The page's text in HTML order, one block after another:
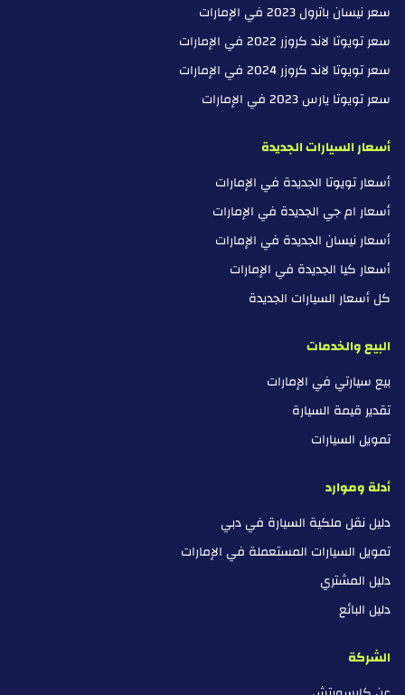
سعر نيسان باترول 2023 في الإمارات
سعر تويوتا لاند كروزر 2022 في الإمارات
سعر تويوتا لاند كروزر 2024 في الإمارات
سعر تويوتا يارس 2023 في الإمارات
أسعار السيارات الجديدة
أسعار تويوتا الجديدة في الإمارات
أسعار ام جي الجديدة في الإمارات
أسعار نيسان الجديدة في الإمارات
أسعار كيا الجديدة في الإمارات
كل أسعار السيارات الجديدة
البيع والخدمات
بيع سيارتي في الإمارات
تقدير قيمة السيارة
تمويل السيارات
أدلة وموارد
دليل نقل ملكية السيارة في دبي
تمويل السيارات المستعملة في الإمارات
دليل المشتري
دليل البائع
الشركة